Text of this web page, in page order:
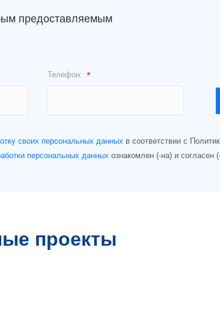
предоставляемым
Телефон: *
своих персональных данных в соответствии с
персональных данных ознакомлен (-на) и согласен
проекты